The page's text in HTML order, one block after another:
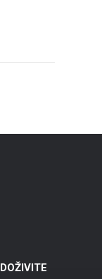
DOŽIVITE